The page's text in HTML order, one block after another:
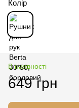
Колір
В наявності
649 грн